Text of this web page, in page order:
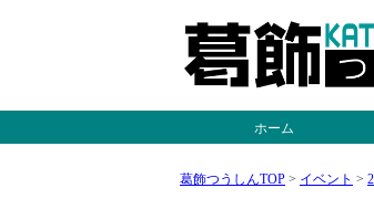
ホーム
葛飾つうしんTOP > イベント >